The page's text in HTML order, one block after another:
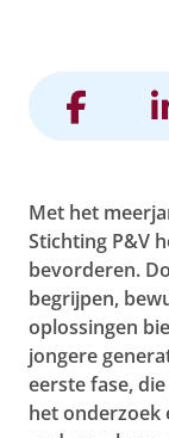
Met het
Stichting P&V
bevorderen.
begrijpen,
oplossingen
jongere
eerste fase,
het onderzoek